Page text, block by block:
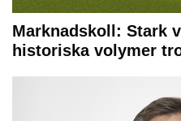
Marknadskoll: Stark
historiska volymer